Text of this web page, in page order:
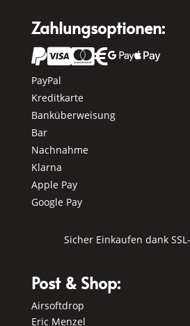
Zahlungsoptionen:
 
PayPal
Kreditkarte
Banküberweisung
Bar
Nachnahme
Klarna
Apple Pay
Google Pay
Sicher Einkaufen dank
Post & Shop:
Airsoftdrop
Eric Menzel